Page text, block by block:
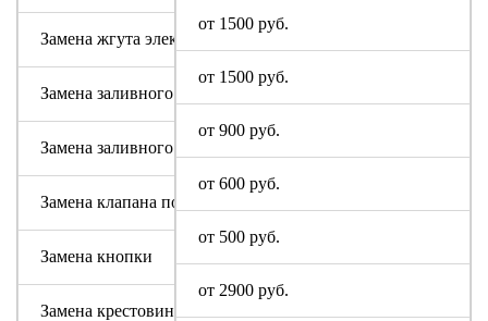
от 1500 руб.
от 1500 руб.
от 900 руб.
от 600 руб.
от 500 руб.
от 2900 руб.
Замена жгута электропроводки
Замена заливного клапана (КЭНа)
Замена заливного шланга
Замена клапана подачи воды
Замена кнопки
Замена крестовины